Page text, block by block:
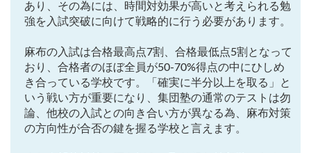
あり、その為には、時間対効果が高いと考えられる勉
強を入試突破に向けて戦略的に行う必要があります。
麻布の入試は合格最高点7割、合格最低点5割となって
おり、合格者のほぼ全員が50-70%得点の中にひしめ
き合っている学校です。「確実に半分以上を取る」と
いう戦い方が重要になり、集団塾の通常のテストは勿
論、他校の入試との向き合い方が異なる為、麻布対策
の方向性が合否の鍵を握る学校と言えます。
予習シリーズテキスト解説・対策 コベツバweb授業
コベツバからのお知らせ 抽象化能力 熱量
検索